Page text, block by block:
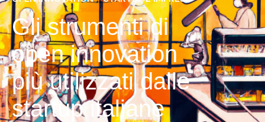
Gli strumenti di
open innovation
più utilizzati dalle
startup italiane